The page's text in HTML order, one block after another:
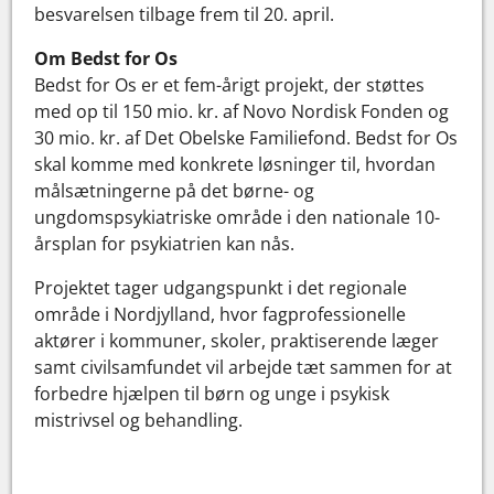
besvarelsen tilbage frem til 20. april.
Om Bedst for Os
Bedst for Os er et fem-årigt projekt, der støttes
med op til 150 mio. kr. af Novo Nordisk Fonden og
30 mio. kr. af Det Obelske Familiefond. Bedst for Os
skal komme med konkrete løsninger til, hvordan
målsætningerne på det børne- og
ungdomspsykiatriske område i den nationale 10-
årsplan for psykiatrien kan nås.
Projektet tager udgangspunkt i det regionale
område i Nordjylland, hvor fagprofessionelle
aktører i kommuner, skoler, praktiserende læger
samt civilsamfundet vil arbejde tæt sammen for at
forbedre hjælpen til børn og unge i psykisk
mistrivsel og behandling.